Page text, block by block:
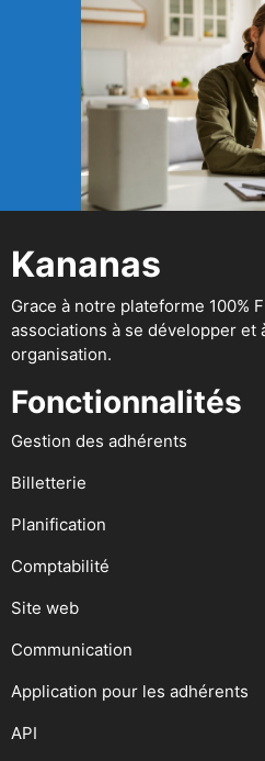
Kananas
Grace à notre plateforme 100%
associations à se développer et
organisation.
Fonctionnalités
Gestion des adhérents
Billetterie
Planification
Comptabilité
Site web
Communication
Application pour les adhérents
API